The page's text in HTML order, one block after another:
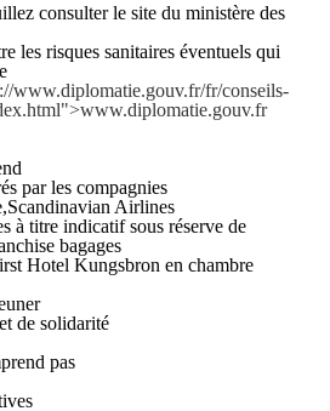
consulter le site du ministère des
les risques sanitaires éventuels qui
www.diplomatie.gouv.fr/fr/conseils-
par les compagnies
Airlines
à titre indicatif sous réserve de
bagages
Hotel Kungsbron en chambre
de solidarité
pas